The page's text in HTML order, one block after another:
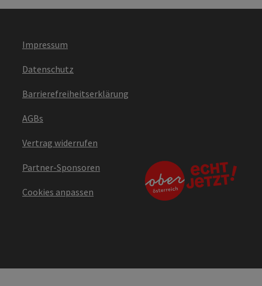
Impressum
Datenschutz
Barrierefreiheitserklärung
AGBs
Vertrag widerrufen
Partner-Sponsoren
Cookies anpassen